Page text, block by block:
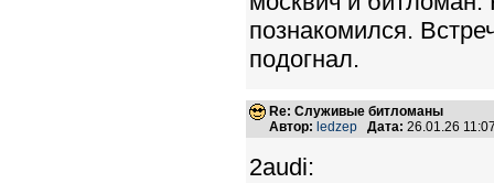
познакомился.
подогнал.
Re: Служивые битломаны
Автор: ledzep Дата: 26.01.26
2audi: